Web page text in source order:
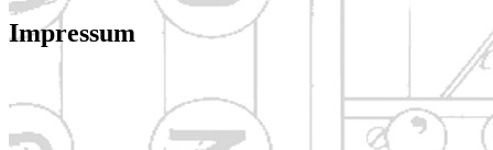
Impressum